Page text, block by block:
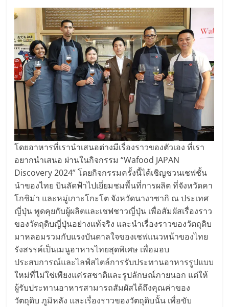
โดยอาหารที่เรานำเสนอต่างมีเรื่องราวของตัวเอง ที่เรา
อยากนำเสนอ ผ่านในกิจกรรม “Wafood JAPAN
Discovery 2024” โดยกิจกรรมครั้งนี้ได้เชิญชวนเชฟชั้น
นำของไทย บินลัดฟ้าไปเยี่ยมชมพื้นที่การผลิต ที่จังหวัดคา
โกชิม่า และหมู่เกาะโกะโต จังหวัดนางาซากิ ณ ประเทศ
ญี่ปุ่น พูดคุยกับผู้ผลิตและเชฟชาวญี่ปุ่น เพื่อสัมผัสเรื่องราว
ของวัตถุดิบญี่ปุ่นอย่างแท้จริง และนำเรื่องราวของวัตถุดิบ
มาหลอมรวมกับแรงบันดาลใจของเชฟแนวหน้าของไทย
รังสรรค์เป็นเมนูอาหารไทยสุดพิเศษ เพื่อมอบ
ประสบการณ์และไลฟ์สไตล์การรับประทานอาหารรูปแบบ
ใหม่ที่ไม่ใช่เพียงแค่รสชาติและรูปลักษณ์ภายนอก แต่ให้
ผู้รับประทานอาหารสามารถสัมผัสได้ถึงคุณค่าของ
วัตถุดิบ ภูมิหลัง และเรื่องราวของวัตถุดิบนั้น เพื่อขับ